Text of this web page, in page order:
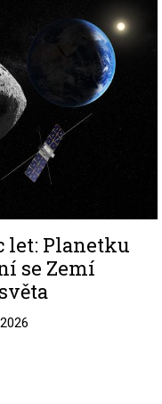
let: Planetku
se Zemí